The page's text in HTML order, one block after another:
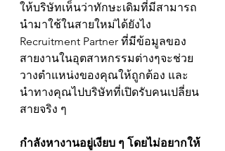
ให้บริษัทเห็นว่าทักษะเดิมที่มีสามารถ
นำมาใช้ในสายใหม่ได้ยังไง
Recruitment Partner ที่มีข้อมูลของ
สายงานในอุตสาหกรรมต่างๆจะช่วย
วางตำแหน่งของคุณให้ถูกต้อง และ
นำทางคุณไปบริษัทที่เปิดรับคนเปลี่ยน
สายจริง ๆ
กำลังหางานอยู่เงียบ ๆ โดยไม่อยากให้